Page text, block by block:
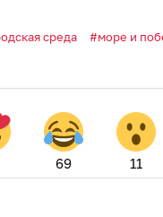
среда море и
69 11